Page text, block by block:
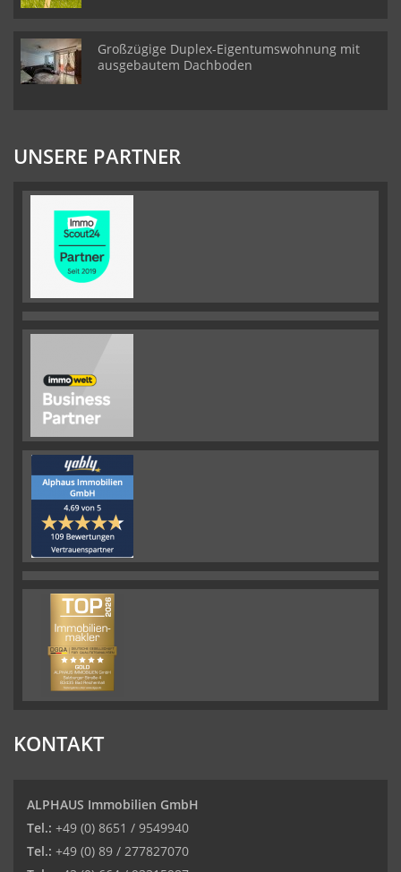
Großzügige Duplex-Eigentumswohnung mit
ausgebautem Dachboden
UNSERE PARTNER
KONTAKT
ALPHAUS Immobilien GmbH
Tel.: +49 (0) 8651 / 9549940
Tel.: +49 (0) 89 / 277827070